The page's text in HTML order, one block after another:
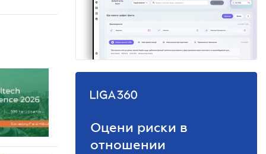
Оцени риски в
отношении